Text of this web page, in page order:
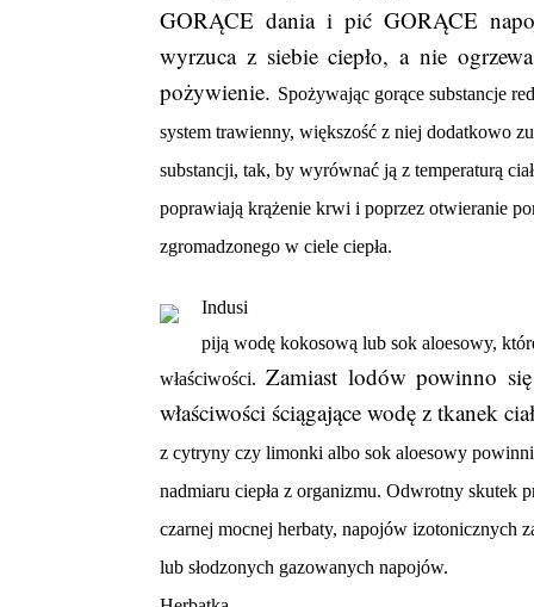
GORĄCE dania i pić GORĄCE
wyrzuca z siebie ciepło, a nie
pożywienie. Spożywając gorące substancje
system trawienny, większość z niej dodatkowo
substancji, tak, by wyrównać ją z temperaturą
poprawiają krążenie krwi i poprzez otwieranie
zgromadzonego w ciele ciepła.
Indusi
piją wodę kokosową lub sok aloesowy,
właściwości. Zamiast lodów powinno
właściwości ściągające wodę z tkanek
z cytryny czy limonki albo sok aloesowy
nadmiaru ciepła z organizmu. Odwrotny skutek
czarnej mocnej herbaty, napojów izotonicznych
lub słodzonych gazowanych napojów.